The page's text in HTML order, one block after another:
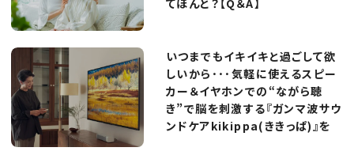
てほんと？【Q＆A】
いつまでもイキイキと過ごして欲
しいから･･･気軽に使えるスピー
カー＆イヤホンでの“ながら聴
き”で脳を刺激する『ガンマ波サウ
ンドケアkikippa(ききっぱ)』を